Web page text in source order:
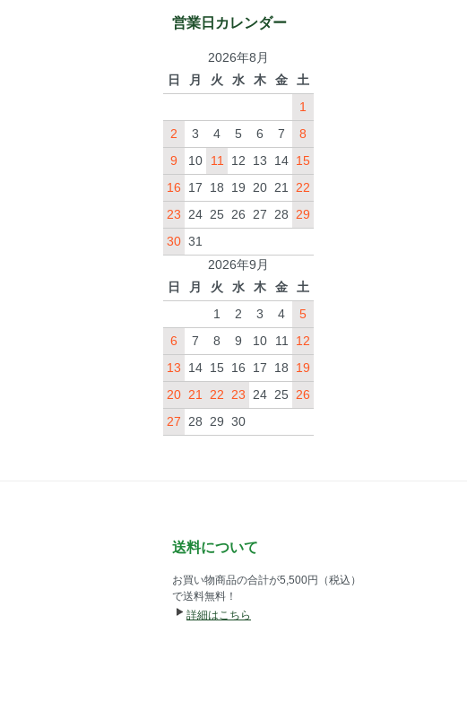
営業日カレンダー
2026年8月
日
月 火 水 木 金
土
1
2
3 4 5 6 7
8
9
10 11 12 13 14 15
16
17 18 19 20 21
22
23
24 25 26 27 28
29
30 31
2026年9月
日
月 火 水 木 金
土
1
2 3 4
5
6
7 8 9 10 11
12
13
14 15 16 17 18
19
20 21 22 23 24 25 26
27
28 29 30
送料について
お買い物商品の合計が5,500円（税込）
で送料無料！
詳細はこちら